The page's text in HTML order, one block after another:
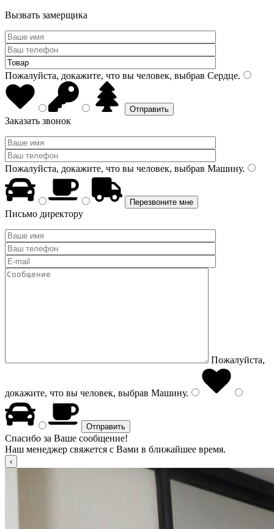
Вызвать замерщика
Пожалуйста, докажите, что вы человек, выбрав Сердце.
Заказать звонок
Пожалуйста, докажите, что вы человек, выбрав Машину.
Письмо директору
Пожалуйста,
докажите, что вы человек, выбрав Машину.
Спасибо за Ваше сообщение!
Наш менеджер свяжется с Вами в ближайшее время.